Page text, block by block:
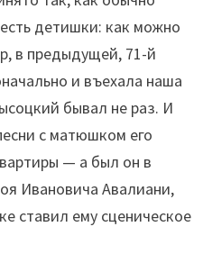
детишки: как можно
в предыдущей, 71-й
и въехала наша
бывал не раз. И
с матюшком его
— а был он в
Ивановича Авалиани,
ставил ему сценическое